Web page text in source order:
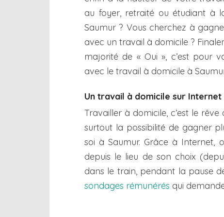
au foyer, retraité ou étudiant à
Saumur ? Vous cherchez à
avec un travail à domicile ?
majorité de « Oui », c’est pour
avec le travail à domicile à
Un travail à domicile sur Internet
Travailler à domicile, c’est le
surtout la possibilité de gagner
soi à Saumur. Grâce à Internet,
depuis le lieu de son choix
dans le train, pendant la pause
sondages rémunérés qui